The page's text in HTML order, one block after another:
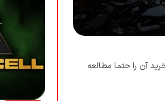
آن را حتما مطالعه